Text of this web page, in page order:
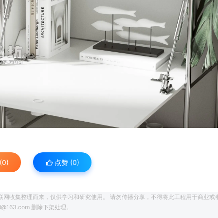
点赞 (0)
收集整理而来，仅供学习和研究使用。 请勿传播分享，不得将此工程用于商业或
删除下架处理。